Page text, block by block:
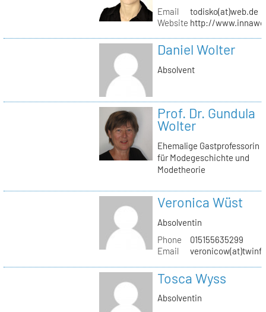
Email
todisko(at)web.de
Website http://
Daniel Wolter
Absolvent
Prof. Dr. Gundula
Wolter
Ehemalige Gastprofessorin
für Modegeschichte und
Modetheorie
Veronica Wüst
Absolventin
Phone
015155635299
Email
Tosca Wyss
Absolventin